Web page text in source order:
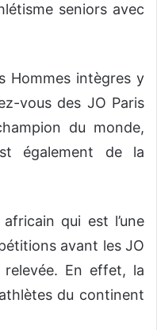
seniors avec
Hommes intègres y
vous des JO Paris
du monde,
également de la
qui est l’une
avant les JO
relevée. En effet, la
du continent